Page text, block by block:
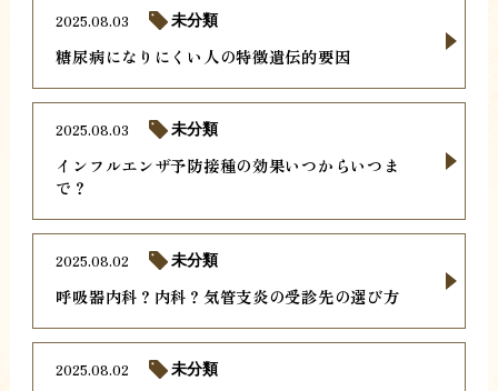
糖尿病になりにくい人の特徴遺伝的要因
2025.08.03 未分類
インフルエンザ予防接種の効果いつからいつま
で？
2025.08.03 未分類
呼吸器内科？内科？気管支炎の受診先の選び方
2025.08.02 未分類
2025.08.02 未分類